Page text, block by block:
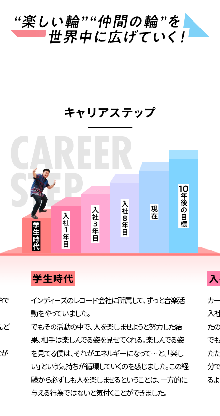
キャリアステップ
で
ど
学生時代
インディーズのレコード会社に所属して、ずっと音楽活
動をやっていました。
でもその活動の中で､人を楽しませようと努力した結
果、相手は楽しんでる姿を見せてくれる。楽しんでる姿
を見てる僕は、それがエネルギーになって…と、「楽し
い」という気持ちが循環していくのを感じました。この経
験から必ずしも人を楽しませるということは、一方的に
与える行為ではないと気付くことができました。
カ
入
た
で
た
分
る